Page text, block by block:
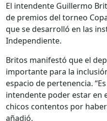
El intendente Guillermo
de premios del torneo
que se desarrolló en las
Independiente.
Britos manifestó que el
importante para la
espacio de pertenencia.
intendente poder estar en
chicos contentos por
añadió.